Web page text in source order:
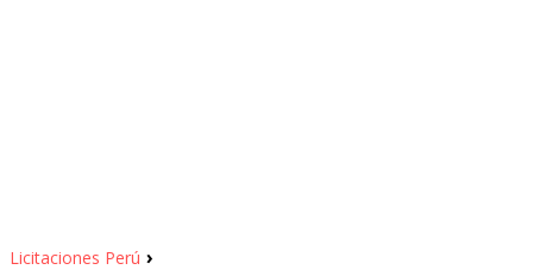
Licitaciones Perú ›